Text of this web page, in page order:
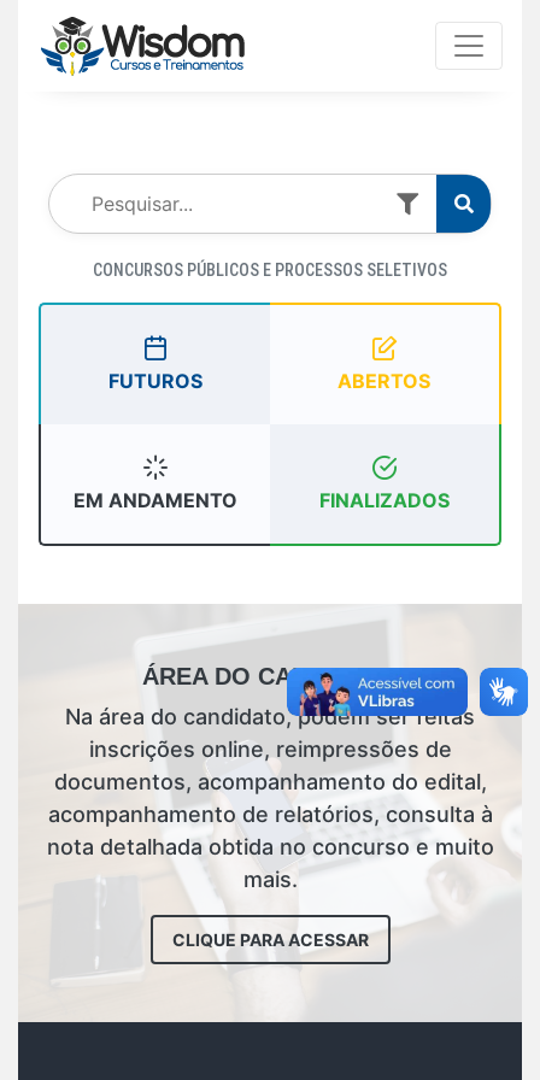
CONCURSOS PÚBLICOS E PROCESSOS SELETIVOS
FUTUROS ABERTOS
EM ANDAMENTO FINALIZADOS
ÁREA DO CANDIDATO
Na área do candidato, podem ser feitas
inscrições online, reimpressões de
documentos, acompanhamento do edital,
acompanhamento de relatórios, consulta à
nota detalhada obtida no concurso e muito
mais.
CLIQUE PARA ACESSAR